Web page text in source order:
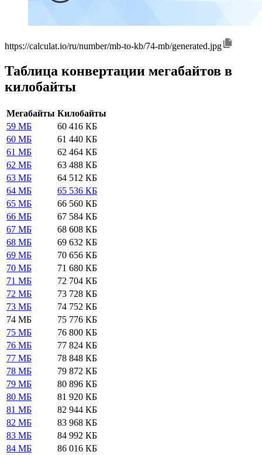
https://calculat.io/ru/number/mb-to-kb/74-mb/generated.jpg
Таблица конвертации мегабайтов в
килобайты
Мегабайты Килобайты
59 МБ
60 416 КБ
60 МБ
61 440 КБ
61 МБ
62 464 КБ
62 МБ
63 488 КБ
63 МБ
64 512 КБ
64 МБ
65 536 КБ
65 МБ
66 560 КБ
66 МБ
67 584 КБ
67 МБ
68 608 КБ
68 МБ
69 632 КБ
69 МБ
70 656 КБ
70 МБ
71 680 КБ
71 МБ
72 704 КБ
72 МБ
73 728 КБ
73 МБ
74 752 КБ
74 МБ
75 776 КБ
75 МБ
76 800 КБ
76 МБ
77 824 КБ
77 МБ
78 848 КБ
78 МБ
79 872 КБ
79 МБ
80 896 КБ
80 МБ
81 920 КБ
81 МБ
82 944 КБ
82 МБ
83 968 КБ
83 МБ
84 992 КБ
84 МБ
86 016 КБ